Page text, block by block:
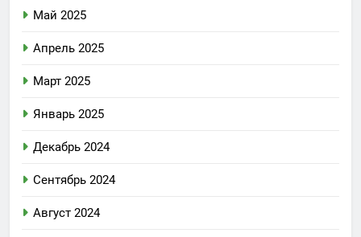
Май 2025
Апрель 2025
Март 2025
Январь 2025
Декабрь 2024
Сентябрь 2024
Август 2024